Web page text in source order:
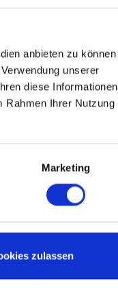
anbieten zu können
unserer
diese Informationen
Rahmen Ihrer Nutzung
Marketing
zulassen
I und